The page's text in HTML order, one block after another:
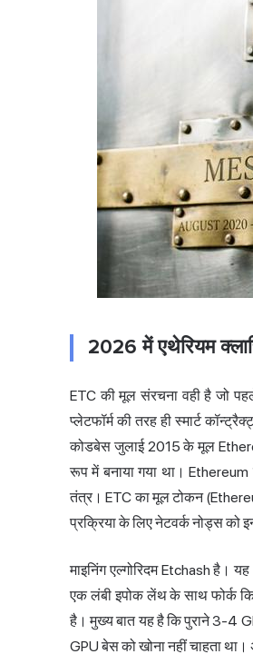
2026 में एथेरियम
ETC की मूल संरचना वही है जो
प्लेटफॉर्म की तरह ही स्मार्ट
कोडबेस जुलाई 2015 के मूल
रूप में बनाया गया था।
तंत्र । ETC का मूल टोकन
प्रक्रिया के लिए नेटवर्क नोड्स को
माइनिंग एल्गोरिदम Etchash है।
एक लंबी इपोक लेंथ के साथ फोर्क
है। मुख्य बात यह है कि पुराने 3-4
GPU बेस को खोना नहीं चाहता